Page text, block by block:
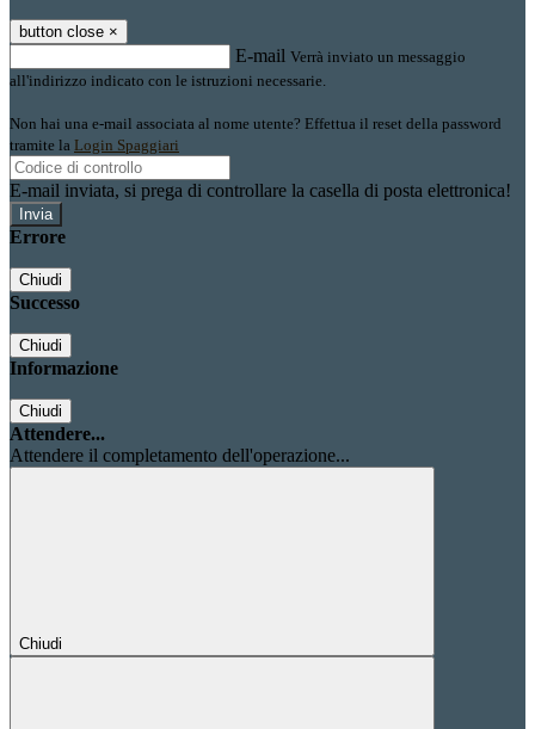
button close ×
E-mail Verrà inviato un messaggio
all'indirizzo indicato con le istruzioni necessarie.
Non hai una e-mail associata al nome utente? Effettua il reset della password
tramite la Login Spaggiari
E-mail inviata, si prega di controllare la casella di posta elettronica!
Errore
Chiudi
Successo
Chiudi
Informazione
Chiudi
Attendere...
Attendere il completamento dell'operazione...
Chiudi